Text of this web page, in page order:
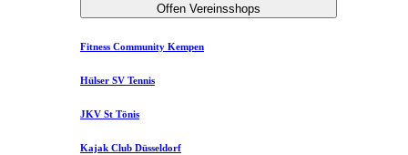
Offen Vereinsshops
Fitness Community Kempen
Hülser SV Tennis
JKV St Tönis
Kajak Club Düsseldorf